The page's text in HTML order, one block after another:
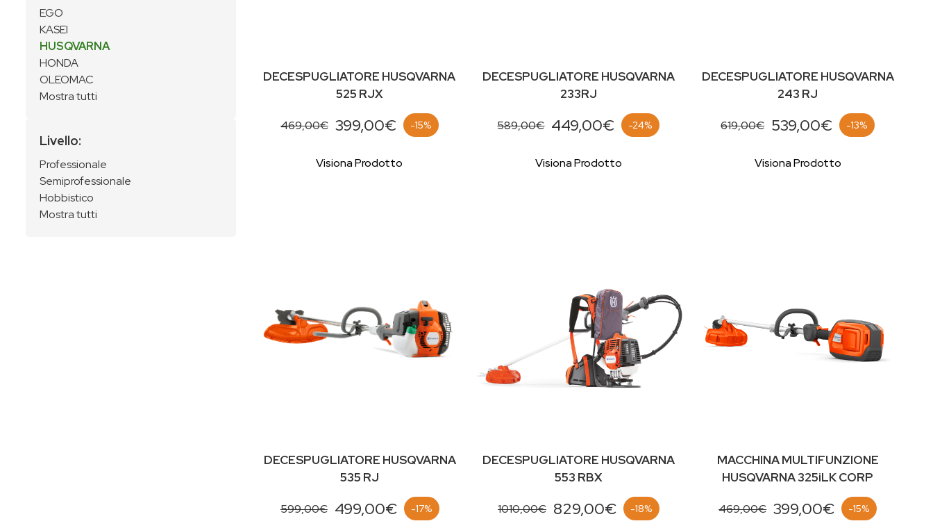
EGO
KASEI
HUSQVARNA
HONDA
OLEOMAC
Mostra tutti
Livello:
Professionale
Semiprofessionale
Hobbistico
Mostra tutti
DECESPUGLIATORE HUSQVARNA
525 RJX
469,00€ 399,00€ -15%
Visiona Prodotto
DECESPUGLIATORE HUSQVARNA
233RJ
589,00€ 449,00€ -24%
Visiona Prodotto
DECESPUGLIATORE HUSQVARNA
243 RJ
619,00€ 539,00€ -13%
Visiona Prodotto
DECESPUGLIATORE HUSQVARNA
535 RJ
599,00€ 499,00€ -17%
DECESPUGLIATORE HUSQVARNA
553 RBX
1010,00€ 829,00€ -18%
MACCHINA MULTIFUNZIONE
HUSQVARNA 325iLK CORP
469,00€ 399,00€ -15%